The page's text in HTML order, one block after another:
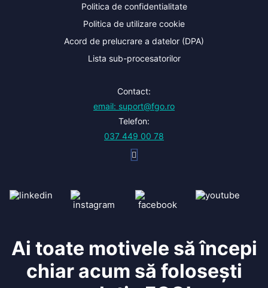
Politica de confidentialitate
Politica de utilizare cookie
Acord de prelucrare a datelor (DPA)
Lista sub-procesatorilor
Contact:
email: suport@fgo.ro
Telefon:
037 449 00 78
Ai toate motivele să începi
chiar acum să folosești